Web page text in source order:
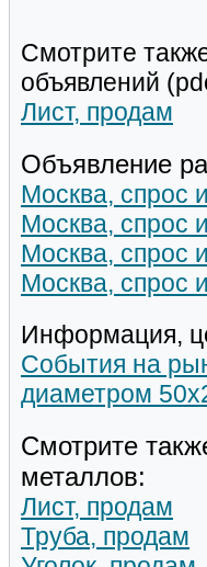
Смотрите
объявлений
Лист, продам
Объявление
Москва, спрос
Москва, спрос
Москва, спрос
Москва, спрос
Информация,
События на
диаметром
Смотрите
металлов:
Лист, продам
Труба, продам